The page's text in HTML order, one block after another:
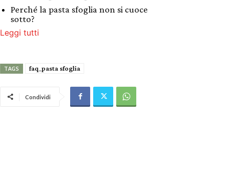
Perché la pasta sfoglia non si cuoce
sotto?
Leggi tutti
TAGS faq_pasta sfoglia
Condividi